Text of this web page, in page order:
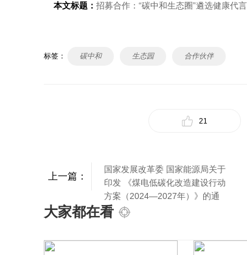
本文标题： 招募合作：“碳中和生态圈”遴选健康代
标签： 碳中和 生态园 合作伙伴
21
上一篇：
国家发展改革委 国家能源局关于
印发 《煤电低碳化改造建设行动
方案（2024—2027年）》的通
知
大家都在看